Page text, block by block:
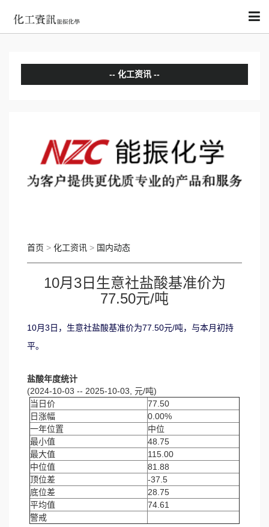
化工资讯
国际动态
首页 > 化工资讯 > 国内动态
10月3日生意社盐酸基准价为
77.50元/吨
10月3日，生意社盐酸基准价为77.50元/吨，与本月初持
平。
盐酸年度统计
(2024-10-03 -- 2025-10-03, 元/吨)
当日价
77.50
日涨幅
0.00%
一年位置
中位
最小值
48.75
最大值
115.00
中位值
81.88
顶位差
-37.5
底位差
28.75
平均值
74.61
警戒